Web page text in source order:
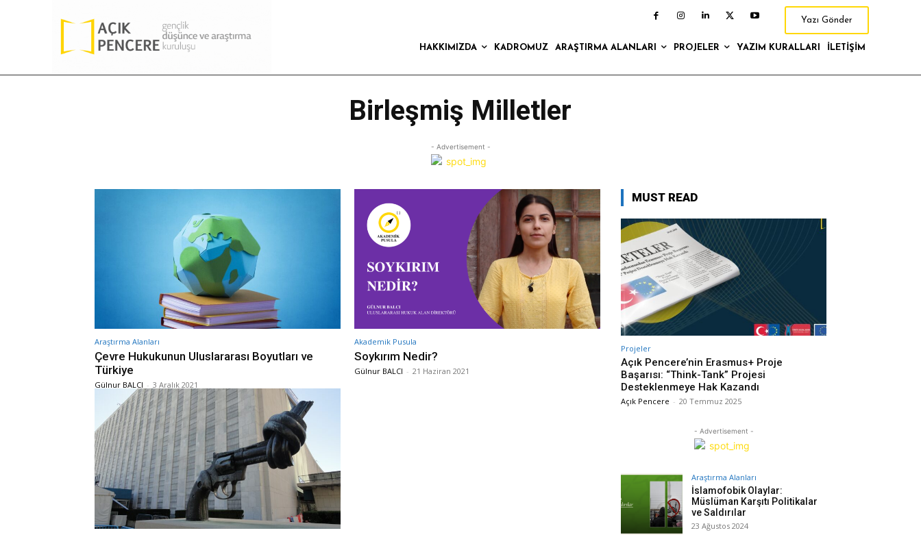
Yazı Gönder
HAKKIMIZDA KADROMUZ ARAŞTIRMA ALANLARI PROJELER YAZIM KURALLARI İLETIŞIM
Birleşmiş Milletler
- Advertisement -
Araştırma Alanları
Çevre Hukukunun Uluslararası Boyutları ve
Türkiye
Gülnur BALCI - 3 Aralık 2021
Akademik Pusula
Soykırım Nedir?
Gülnur BALCI - 21 Haziran 2021
MUST READ
Projeler
Açık Pencere’nin Erasmus+ Proje
Başarısı: “Think-Tank” Projesi
Desteklenmeye Hak Kazandı
Açık Pencere - 20 Temmuz 2025
- Advertisement -
Araştırma Alanları
İslamofobik Olaylar:
Müslüman Karşıtı Politikalar
ve Saldırılar
23 Ağustos 2024